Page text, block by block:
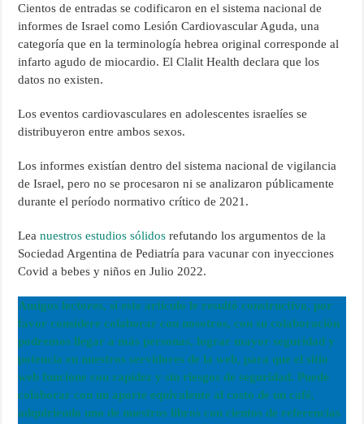
Cientos de entradas se codificaron en el sistema nacional de
informes de Israel como Lesión Cardiovascular Aguda, una
categoría que en la terminología hebrea original corresponde al
infarto agudo de miocardio. El Clalit Health declara que los
datos no existen.
Los eventos cardiovasculares en adolescentes israelíes se
distribuyeron entre ambos sexos.
Los informes existían dentro del sistema nacional de vigilancia
de Israel, pero no se procesaron ni se analizaron públicamente
durante el período normativo crítico de 2021.
Leanuestros estudios sólidos refutando los argumentos de la
Sociedad Argentina de Pediatría para vacunar con inyecciones
Covid a bebes y niños en Julio 2022.
Amigos lectores, si este articulo le resultó constructivo, por
favor considere colaborar con nosotros, con su colaboración
podremos llegar a más personas, lograr mayor seguridad y
potencia en nuestros servidores de la web, para que el sitio
web funcione con rapidez y sin riesgos de seguridad. Puede
colaborar con un aporte equivalente al costo de un café,
adquiriendo uno de nuestros libros con cientos de referencias